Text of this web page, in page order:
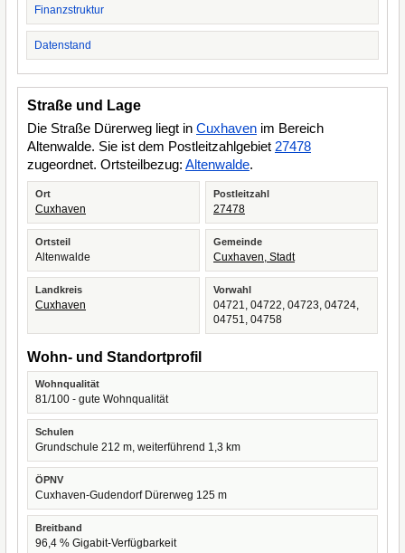
Finanzstruktur
Datenstand
Straße und Lage
Die Straße Dürerweg liegt in Cuxhaven im Bereich
Altenwalde. Sie ist dem Postleitzahlgebiet 27478
zugeordnet. Ortsteilbezug: Altenwalde.
Ort
Cuxhaven
Postleitzahl
27478
Ortsteil
Altenwalde
Gemeinde
Cuxhaven, Stadt
Landkreis
Cuxhaven
Vorwahl
04721, 04722, 04723, 04724,
04751, 04758
Wohn- und Standortprofil
Wohnqualität
81/100 - gute Wohnqualität
Schulen
Grundschule 212 m, weiterführend 1,3 km
ÖPNV
Cuxhaven-Gudendorf Dürerweg 125 m
Breitband
96,4 % Gigabit-Verfügbarkeit